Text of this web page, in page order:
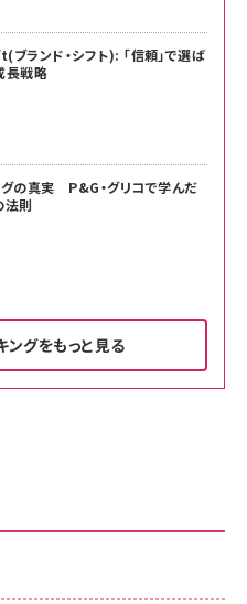
ランド・シフト): 「信頼」で選ば
長戦略
グの真実 P&G・グリコで学んだ
法則
グをもっと見る
)2026/06/24号 No.2500増刊
ション[王道エンタメの矜持／
ーカー保証5年 KLMEA128G
ィルム iPhone 17 用 保護フィ
ーカー保証5年 KLMEA128G
カード - Amazonロゴ - クラ